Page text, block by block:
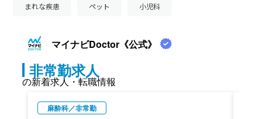
まれな疾患 ペット 小児科